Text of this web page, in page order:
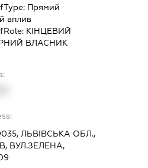
Прямий
вплив
КІНЦЕВИЙ
ВЛАСНИК
ЛЬВІВСЬКА ОБЛ.,
ВУЛ.ЗЕЛЕНА,